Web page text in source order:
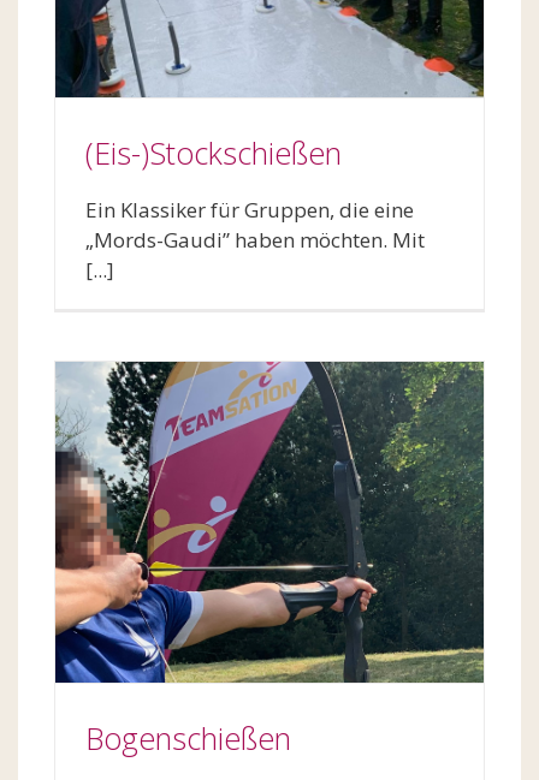
(Eis-)Stockschießen
Ein Klassiker für Gruppen, die eine
„Mords-Gaudi” haben möchten. Mit
[...]
Bogenschießen